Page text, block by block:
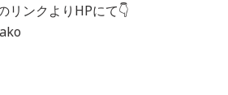
リンクよりHPにて👇